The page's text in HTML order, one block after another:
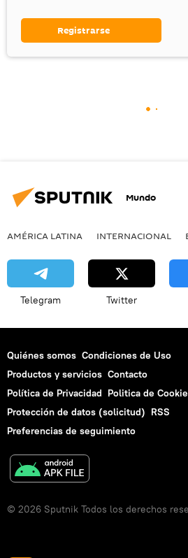
Registrarse
Mundo
AMÉRICA LATINA INTERNACIONAL
Telegram Twitter
Quiénes somos Condiciones de Uso
Productos y servicios Contacto
Política de Privacidad Politica de
Protección de datos (solicitud) RSS
Preferencias de seguimiento
© 2026 Sputnik Todos los derechos